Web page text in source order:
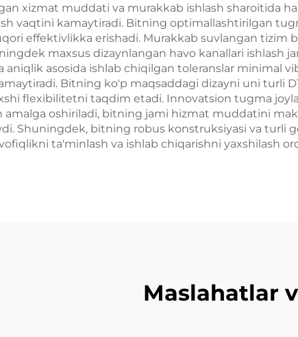
xizmat muddati va murakkab ishlash sharoitida
vaqtini kamaytiradi. Bitning optimallashtirilgan
effektivlikka erishadi. Murakkab suvlangan
maxsus dizaynlangan havo kanallari ishlash
aniqlik asosida ishlab chiqilgan toleranslar minimal
Bitning ko'p maqsaddagi dizayni uni turli
flexibilitetni taqdim etadi. Innovatsion tugma
amalga oshiriladi, bitning jami hizmat muddatini
Shuningdek, bitning robus konstruksiyasi va
ta'minlash va ishlab chiqarishni yaxshilash
Maslahatlar